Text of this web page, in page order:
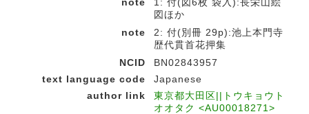
図ほか
note
2: 付(別冊 29p):池上本門寺
歴代貫首花押集
NCID
BN02843957
text language code
Japanese
author link
東京都大田区||トウキョウト
オオタク <AU00018271>